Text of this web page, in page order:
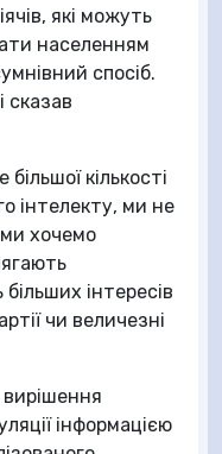
які можуть
населенням
спосіб.
сказав
кількості
інтелекту, ми не
хочемо
інтересів
чи величезні
інформацією